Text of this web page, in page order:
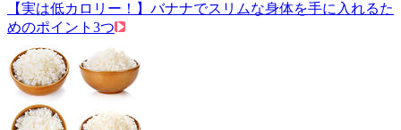
【実は低カロリー！】バナナでスリムな身体を手に入れるた
めのポイント3つ